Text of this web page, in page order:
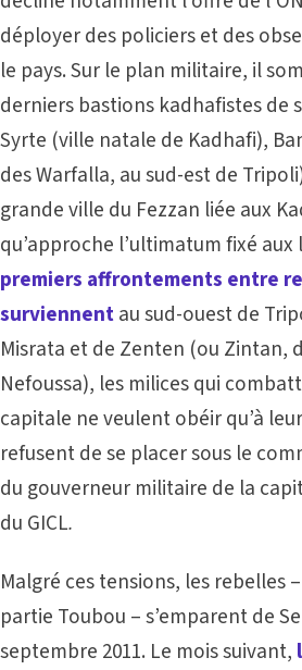
déployer des policiers et des
le pays. Sur le plan militaire, il
derniers bastions kadhafistes de
Syrte (ville natale de Kadhafi),
des Warfalla, au sud-est de
grande ville du Fezzan liée aux
qu’approche l’ultimatum fixé
premiers affrontements entre
surviennentau sud-ouest de
Misrata et de Zenten (ou Zintan,
Nefoussa), les milices qui
capitale ne veulent obéir qu’à
refusent de se placer sous le
du gouverneur militaire de la
du GICL.
Malgré ces tensions, les rebelles
partie Toubou – s’emparent de
septembre 2011. Le mois suivant,